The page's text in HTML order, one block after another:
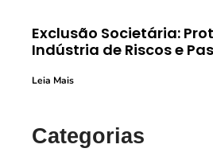
Exclusão Societária:
Indústria de Riscos e
Leia Mais
Categorias